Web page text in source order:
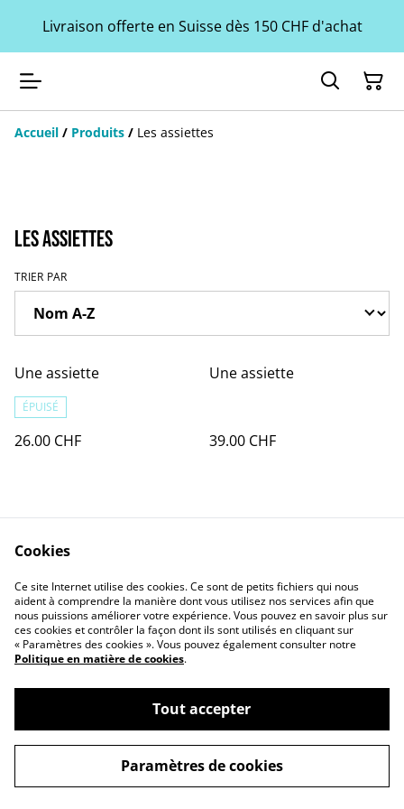
Livraison offerte en Suisse dès 150 CHF d'achat
Accueil / Produits / Les assiettes
Les assiettes
TRIER PAR
Une assiette
ÉPUISÉ
26.00 CHF
Une assiette
39.00 CHF
Contact Us
Legal Terms
Privacy Policy
Cookie Policy
©2026Julie Falcon
powered by
Cookies
Ce site Internet utilise des cookies. Ce sont de petits fichiers qui nous
aident à comprendre la manière dont vous utilisez nos services afin que
nous puissions améliorer votre expérience. Vous pouvez en savoir plus sur
ces cookies et contrôler la façon dont ils sont utilisés en cliquant sur
« Paramètres des cookies ». Vous pouvez également consulter notre
Politique en matière de cookies.
Tout accepter
Paramètres de cookies